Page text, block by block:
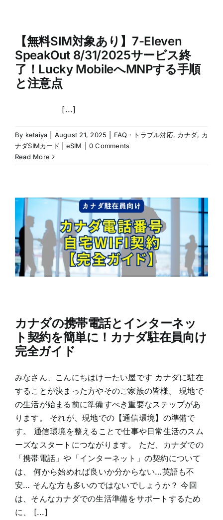
【無料SIM対象あり】7-Eleven
SpeakOut 8/31/2025サービス終
了！Lucky MobileへMNPする手順
と注意点
[...]
By ketaiya August 21, 2025 FAQ・トラブル対応, カナダ, カ
ナダSIMカード | eSIM
0 Comments
Read More
カナダの携帯電話とインターネッ
ト契約を簡単に！カナダ駐在員向け
完全ガイド
みなさん、こんにちはけーたい屋です カナダに駐在
することが決まった方やそのご家族の皆様。 現地で
の生活が始まる前に準備すべき重要なステップがあ
ります。 それが、現地での【通信環境】の準備で
す。 通信環境を整えることで仕事や日常生活のスム
ーズなスタートにつながります。 ただ、カナダでの
「携帯電話」や「インターネット」の契約について
は、 何から始めれば良いか分からない…英語も不
安… そんな方も多いのではないでしょうか？ 今回
は、そんなカナダでの生活準備をサポートするため
に、 [...]